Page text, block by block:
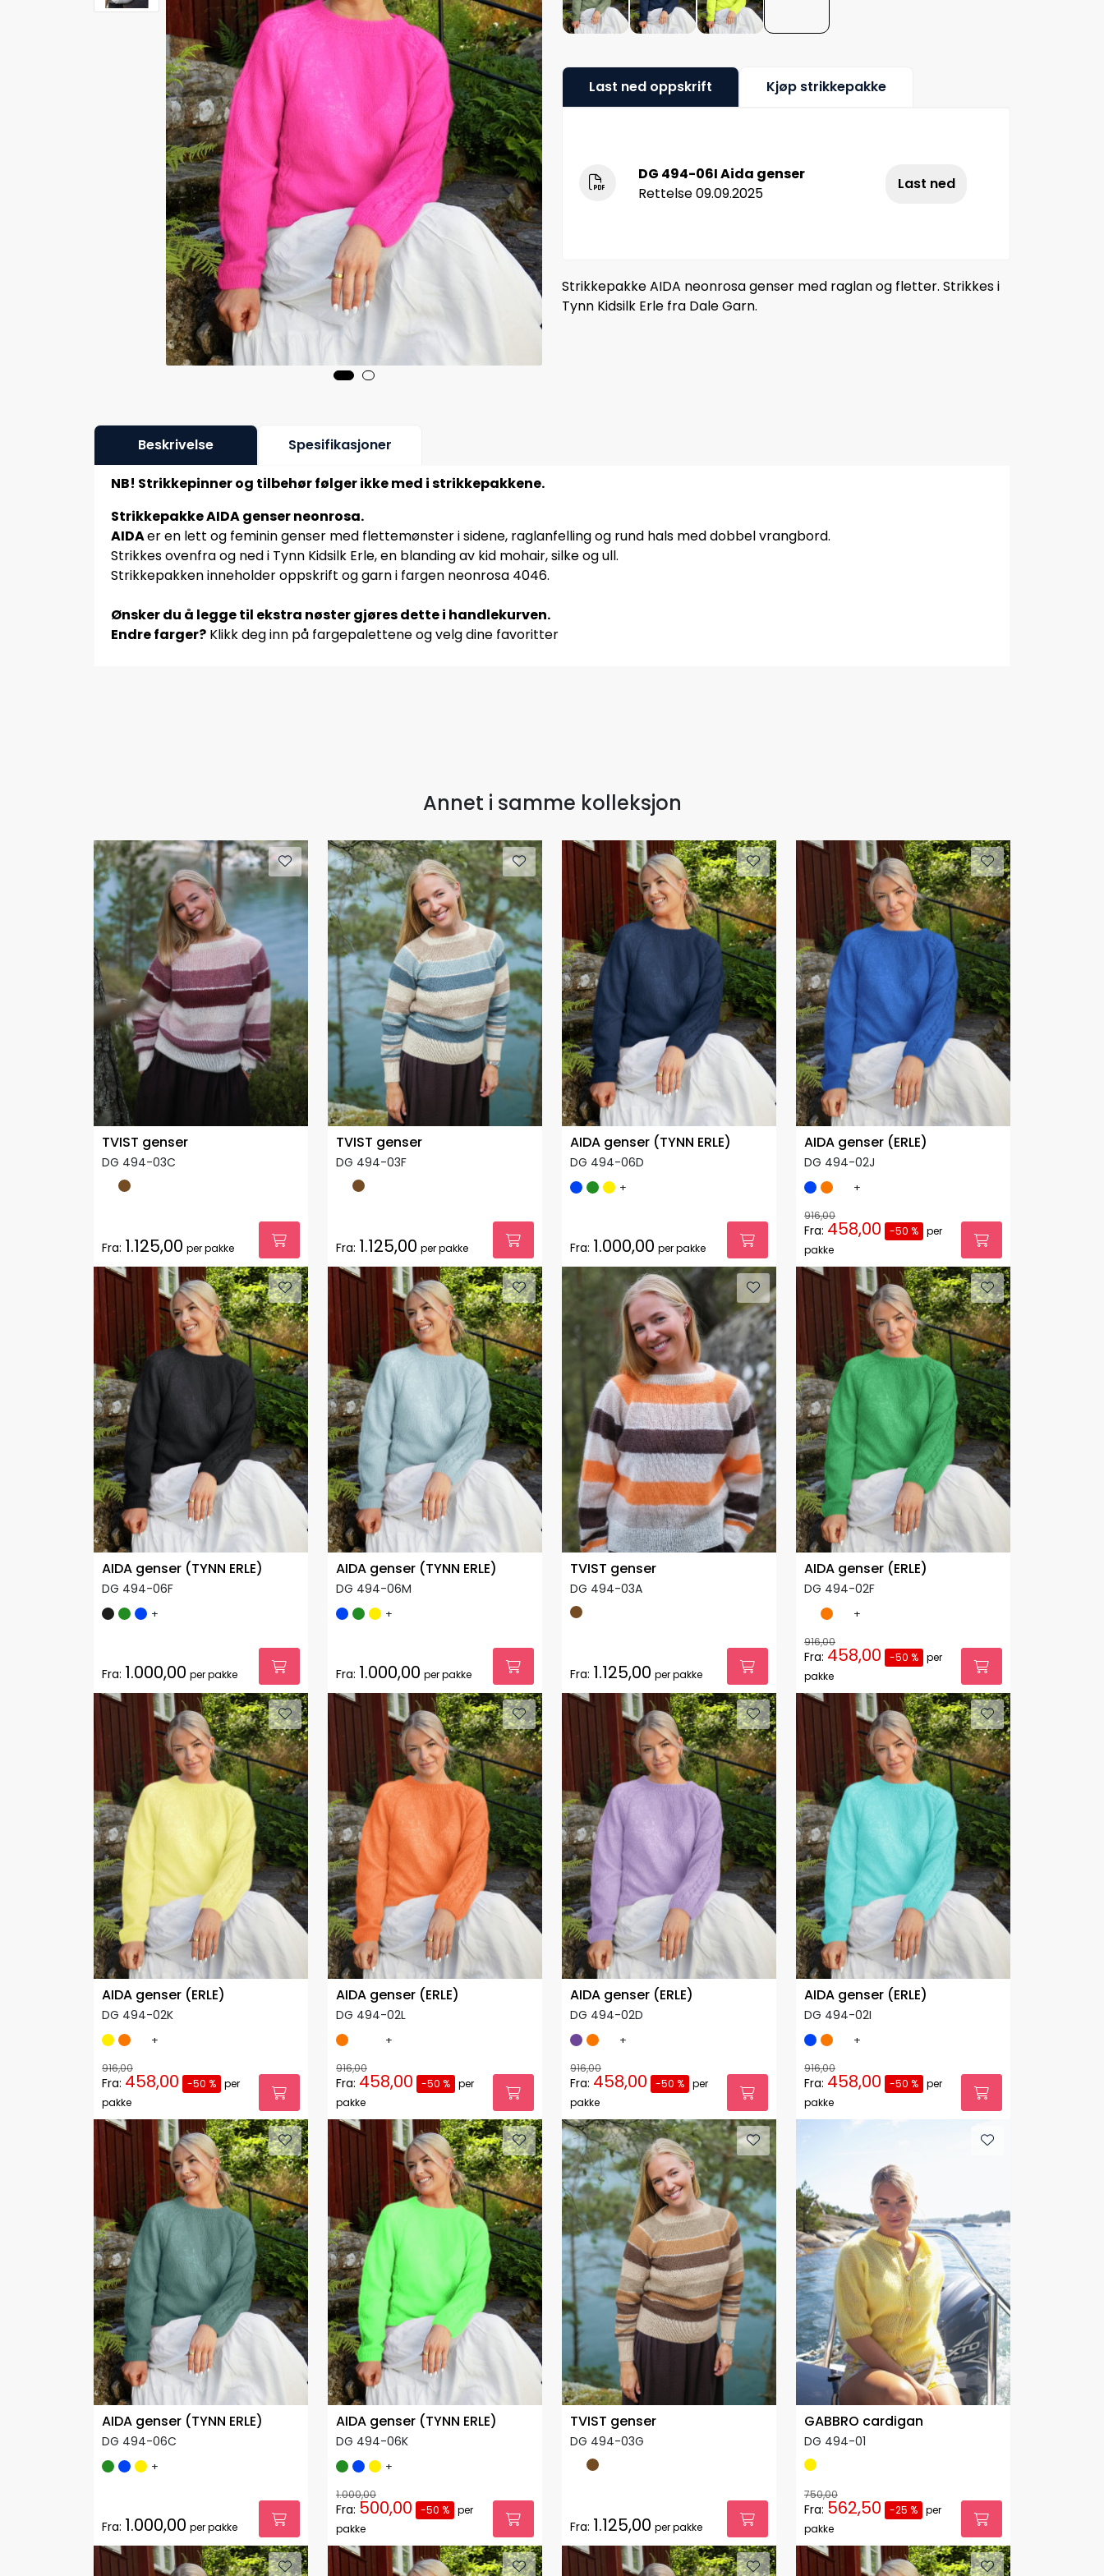
Last ned oppskrift Kjøp strikkepakke
DG 494-06I Aida genser
Rettelse 09.09.2025
Last ned
Strikkepakke AIDA neonrosa genser med raglan og fletter. Strikkes i
Tynn Kidsilk Erle fra Dale Garn.
Beskrivelse Spesifikasjoner
NB! Strikkepinner og tilbehør følger ikke med i strikkepakkene.
Strikkepakke AIDA genser neonrosa.
AIDAer en lett og feminin genser med flettemønster i sidene, raglanfelling og rund hals med dobbel vrangbord.
Strikkes ovenfra og ned i Tynn Kidsilk Erle, en blanding av kid mohair, silke og ull.
Strikkepakken inneholder oppskrift og garn i fargen neonrosa 4046.
Ønsker du å legge til ekstra nøster gjøres dette i handlekurven.
Endre farger? Klikk deg inn på fargepalettene og velg dine favoritter
Annet i samme kolleksjon
TVIST genser
DG 494-03C
Fra: 1.125,00 per pakke
TVIST genser
DG 494-03F
Fra: 1.125,00 per pakke
AIDA genser (TYNN ERLE)
DG 494-06D
+
Fra: 1.000,00 per pakke
AIDA genser (ERLE)
DG 494-02J
+
916,00
Fra: 458,00 -50 % per
pakke
AIDA genser (TYNN ERLE)
DG 494-06F
+
Fra: 1.000,00 per pakke
AIDA genser (TYNN ERLE)
DG 494-06M
+
Fra: 1.000,00 per pakke
TVIST genser
DG 494-03A
Fra: 1.125,00 per pakke
AIDA genser (ERLE)
DG 494-02F
+
916,00
Fra: 458,00 -50 % per
pakke
AIDA genser (ERLE)
DG 494-02K
+
916,00
Fra: 458,00 -50 % per
pakke
AIDA genser (ERLE)
DG 494-02L
+
916,00
Fra: 458,00 -50 % per
pakke
AIDA genser (ERLE)
DG 494-02D
+
916,00
Fra: 458,00 -50 % per
pakke
AIDA genser (ERLE)
DG 494-02I
+
916,00
Fra: 458,00 -50 % per
pakke
AIDA genser (TYNN ERLE)
DG 494-06C
+
Fra: 1.000,00 per pakke
AIDA genser (TYNN ERLE)
DG 494-06K
+
1.000,00
Fra: 500,00 -50 % per
pakke
TVIST genser
DG 494-03G
Fra: 1.125,00 per pakke
GABBRO cardigan
DG 494-01
750,00
Fra: 562,50 -25 % per
pakke